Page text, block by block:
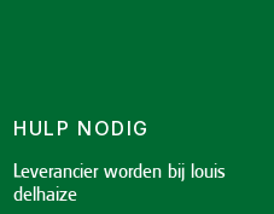
HULP NODIG
Leverancier worden bij louis
delhaize